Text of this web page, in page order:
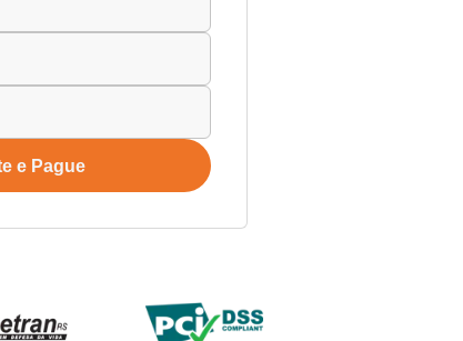
e Pague